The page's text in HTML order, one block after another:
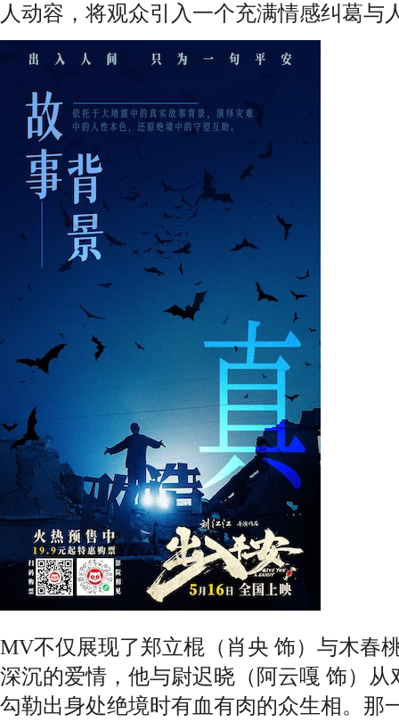
人动容，将观众引入一个充满情感纠葛与
MV不仅展现了郑立棍（肖央 饰）与木春
深沉的爱情，他与尉迟晓（阿云嘎 饰）
勾勒出身处绝境时有血有肉的众生相。那